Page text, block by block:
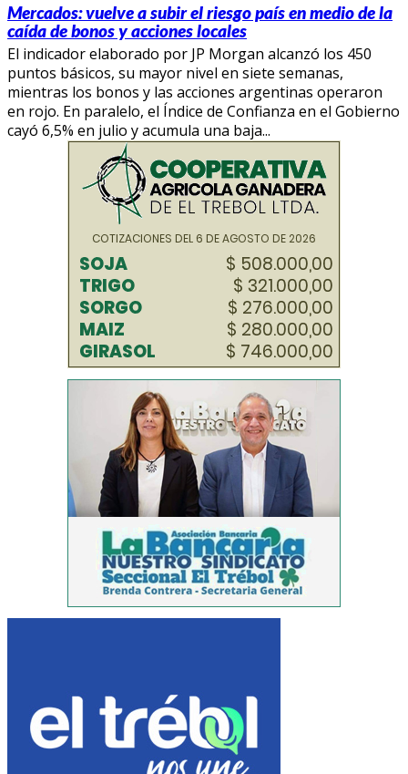
Mercados: vuelve a subir el riesgo país en medio de la
caída de bonos y acciones locales
El indicador elaborado por JP Morgan alcanzó los 450
puntos básicos, su mayor nivel en siete semanas,
mientras los bonos y las acciones argentinas operaron
en rojo. En paralelo, el Índice de Confianza en el Gobierno
cayó 6,5% en julio y acumula una baja...